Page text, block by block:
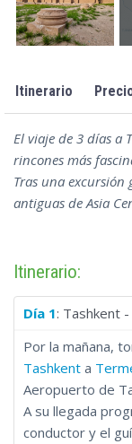
Itinerario
El viaje de 3 días a
rincones más
Tras una excursión
antiguas de Asia
budista, se
Cascada de
El viaje a Termez
sus
Termez desde
Itinerario:
Día 1: Tashkent
Por la mañana,
Tashkent a
Aeropuerto de
A su llegada
conductor y el